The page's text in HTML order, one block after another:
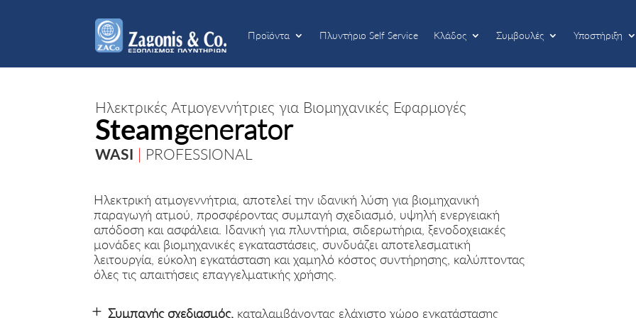
Προϊόντα Πλυντήριο Self Service Κλάδος Συμβουλές Υποστήριξη
Προϊόντα Πλυντήριο Self Service Κλάδος Συμβουλές Υποστήριξη
Ηλεκτρικές Ατμογεννήτριες για Βιομηχανικές Εφαρμογές
Steamgenerator
WASI | PROFESSIONAL
Ηλεκτρική ατμογεννήτρια, αποτελεί την ιδανική λύση για βιομηχανική
παραγωγή ατμού, προσφέροντας συμπαγή σχεδιασμό, υψηλή ενεργειακή
απόδοση και ασφάλεια. Ιδανική για πλυντήρια, σιδερωτήρια, ξενοδοχειακές
μονάδες και βιομηχανικές εγκαταστάσεις, συνδυάζει αποτελεσματική
λειτουργία, εύκολη εγκατάσταση και χαμηλό κόστος συντήρησης, καλύπτοντας
όλες τις απαιτήσεις επαγγελματικής χρήσης.
Συμπαγής σχεδιασμός, καταλαμβάνοντας ελάχιστο χώρο εγκατάστασης